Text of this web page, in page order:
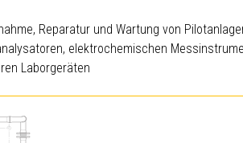
Reparatur und Wartung von
elektrochemischen
Laborgeräten